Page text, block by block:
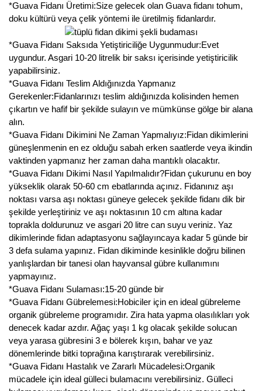
*Guava Fidanı Üretimi:Size gelecek olan Guava fidanı tohum,
doku kültürü veya çelik yöntemi ile üretilmiş fidanlardır.
*Guava Fidanı Saksıda Yetiştiriciliğe Uygunmudur:Evet
uygundur. Asgari 10-20 litrelik bir saksı içerisinde yetiştiricilik
yapabilirsiniz.
*Guava Fidanı Teslim Aldığınızda Yapmanız
Gerekenler:Fidanlarınızı teslim aldığınızda kolisinden hemen
çıkartın ve hafif bir şekilde sulayın ve mümkünse gölge bir alana
alın.
*Guava Fidanı Dikimini Ne Zaman Yapmalıyız:Fidan dikimlerini
güneşlenmenin en ez olduğu sabah erken saatlerde veya ikindin
vaktinden yapmanız her zaman daha mantıklı olacaktır.
*Guava Fidanı Dikimi Nasıl Yapılmalıdır?Fidan çukurunu en boy
yükseklik olarak 50-60 cm ebatlarında açınız. Fidanınız aşı
noktası varsa aşı noktası güneye gelecek şekilde fidanı dik bir
şekilde yerleştiriniz ve aşı noktasının 10 cm altına kadar
toprakla doldurunuz ve asgari 20 litre can suyu veriniz. Yaz
dikimlerinde fidan adaptasyonu sağlayıncaya kadar 5 günde bir
3 defa sulama yapınız. Fidan dikiminde kesinlikle doğru bilinen
yanlışlardan bir tanesi olan hayvansal gübre kullanımını
yapmayınız.
*Guava Fidanı Sulaması:15-20 günde bir
*Guava Fidanı Gübrelemesi:Hobiciler için en ideal gübreleme
organik gübreleme programıdır. Zira hata yapma olasılıkları yok
denecek kadar azdır. Ağaç yaşı 1 kg olacak şekilde solucan
veya yarasa gübresini 3 e bölerek kışın, bahar ve yaz
dönemlerinde bitki toprağına karıştırarak verebilirsiniz.
*Guava Fidanı Hastalık ve Zararlı Mücadelesi:Organik
mücadele için ideal gülleci bulamacını verebilirsiniz. Gülleci
Mango Fidanı
Melez Meyveler
Murt Fidanı
Muşmula Fidanı
Muz Fidanı
Nadir Çeşit Meyveler
Nar Fidanı
Narenciye Fidanları
Nektarin Fidanı
Papaya Fidanı
Pepino Fidanı
Pitaya Fidanı
Şeftali Fidanı
Trabzon Hurması Fidanı
Üzüm Fidanı
Vişne Fidanı